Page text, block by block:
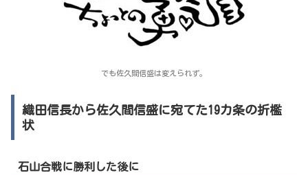
でも佐久間信盛は変えられず。
織田信長から佐久間信盛に宛てた19カ条の折檻
状
石山合戦に勝利した後に